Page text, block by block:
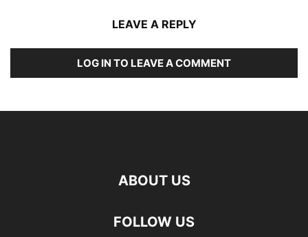
LEAVE A REPLY
LOG IN TO LEAVE A COMMENT
ABOUT US
FOLLOW US